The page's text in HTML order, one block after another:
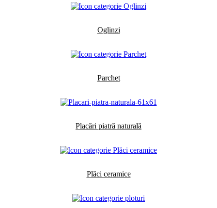
Oglinzi
Parchet
Placări piatră naturală
Plăci ceramice